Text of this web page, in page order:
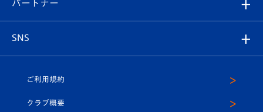
ホームタウン
マスコット紹介
ヴィヴィくんの長崎おもてなしガイド
プレイヤーズスイート
店舗情報
U-18
パートナー
SNS
ヴィヴィくんインスタグラム
ご利用規約
クラブ概要